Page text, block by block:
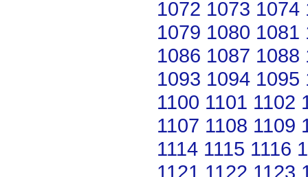
1072 1073 1074
1079 1080 1081
1086 1087 1088
1093 1094 1095
1100 1101 1102
1107 1108 1109
1114 1115 1116
1121 1122 1123